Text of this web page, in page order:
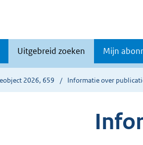
Uitgebreid zoeken Mijn
2026, 659 Informatie over